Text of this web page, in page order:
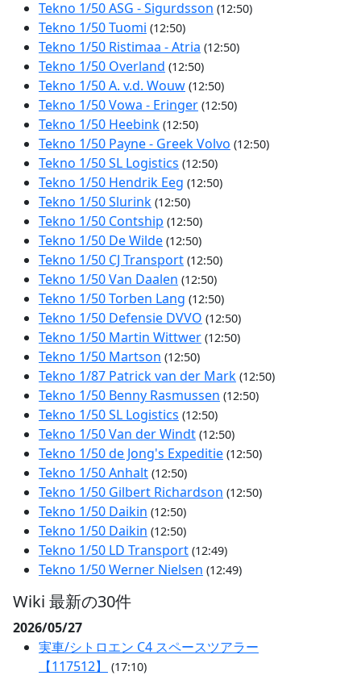
Tekno 1/50 ASG - Sigurdsson (12:50)
Tekno 1/50 Tuomi (12:50)
Tekno 1/50 Ristimaa - Atria (12:50)
Tekno 1/50 Overland (12:50)
Tekno 1/50 A. v.d. Wouw (12:50)
Tekno 1/50 Vowa - Eringer (12:50)
Tekno 1/50 Heebink (12:50)
Tekno 1/50 Payne - Greek Volvo (12:50)
Tekno 1/50 SL Logistics (12:50)
Tekno 1/50 Hendrik Eeg (12:50)
Tekno 1/50 Slurink (12:50)
Tekno 1/50 Contship (12:50)
Tekno 1/50 De Wilde (12:50)
Tekno 1/50 CJ Transport (12:50)
Tekno 1/50 Van Daalen (12:50)
Tekno 1/50 Torben Lang (12:50)
Tekno 1/50 Defensie DVVO (12:50)
Tekno 1/50 Martin Wittwer (12:50)
Tekno 1/50 Martson (12:50)
Tekno 1/87 Patrick van der Mark (12:50)
Tekno 1/50 Benny Rasmussen (12:50)
Tekno 1/50 SL Logistics (12:50)
Tekno 1/50 Van der Windt (12:50)
Tekno 1/50 de Jong's Expeditie (12:50)
Tekno 1/50 Anhalt (12:50)
Tekno 1/50 Gilbert Richardson (12:50)
Tekno 1/50 Daikin (12:50)
Tekno 1/50 Daikin (12:50)
Tekno 1/50 LD Transport (12:49)
Tekno 1/50 Werner Nielsen (12:49)
Wiki 最新の30件
2026/05/27
実車/シトロエン C4 スペースツアラー
【117512】
(17:10)